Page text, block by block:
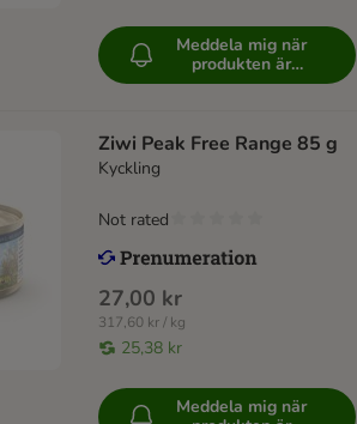
Meddela mig när
produkten är
tillgänglig
Ziwi Peak Free Range 85 g
Kyckling
27,00 kr
317,60 kr / kg
25,38 kr
Not rated
Meddela mig när